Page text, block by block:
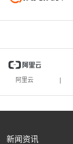
阿里云
新闻资讯